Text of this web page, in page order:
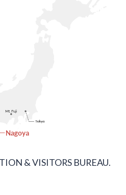
& VISITORS BUREAU.